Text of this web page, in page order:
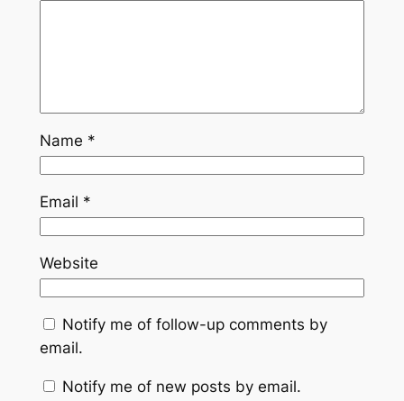
Name *
Email *
Website
Notify me of follow-up comments by
email.
Notify me of new posts by email.